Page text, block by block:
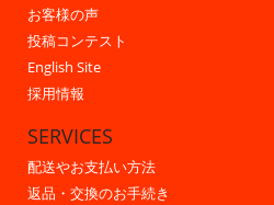
お客様の声
投稿コンテスト
English Site
採用情報
SERVICES
配送やお支払い方法
返品・交換のお手続き